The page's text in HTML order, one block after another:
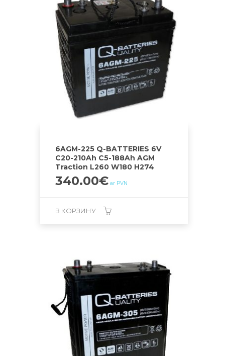
6AGM-225 Q-BATTERIES 6V
C20-210Ah C5-188Ah AGM
Traction L260 W180 H274
340.00€ ar PVN
В КОРЗИНУ